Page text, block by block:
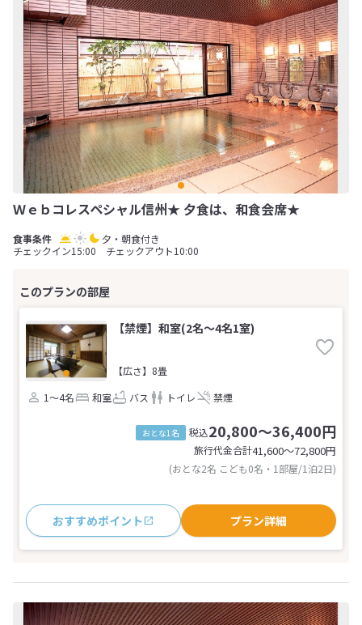
Ｗｅｂコレスペシャル信州★ 夕食は、和食会席★
夕・朝食付き
チェックイン15:00 チェックアウト10:00
【禁煙】和室(2名～4名1室)
【広さ】8畳
1～4名
和室 バス トイレ 禁煙
おとな1名 税込20,800～36,400円
旅行代金合計41,600〜72,800円
(おとな2名 こども0名・1部屋/1泊2日)
おすすめポイント プラン詳細